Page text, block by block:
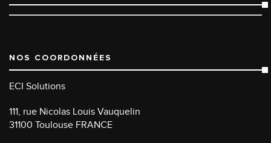
NOS COORDONNÉES
ECI Solutions
111, rue Nicolas Louis Vauquelin
31100 Toulouse FRANCE